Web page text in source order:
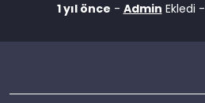
1 yıl önce - Admin Ekledi -